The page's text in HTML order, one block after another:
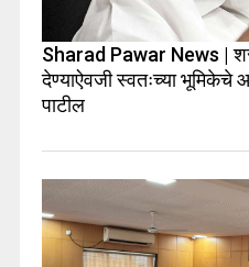
Sharad Pawar News |
देण्याऐवजी स्वतःच्या भूमिकेचे
पाटील